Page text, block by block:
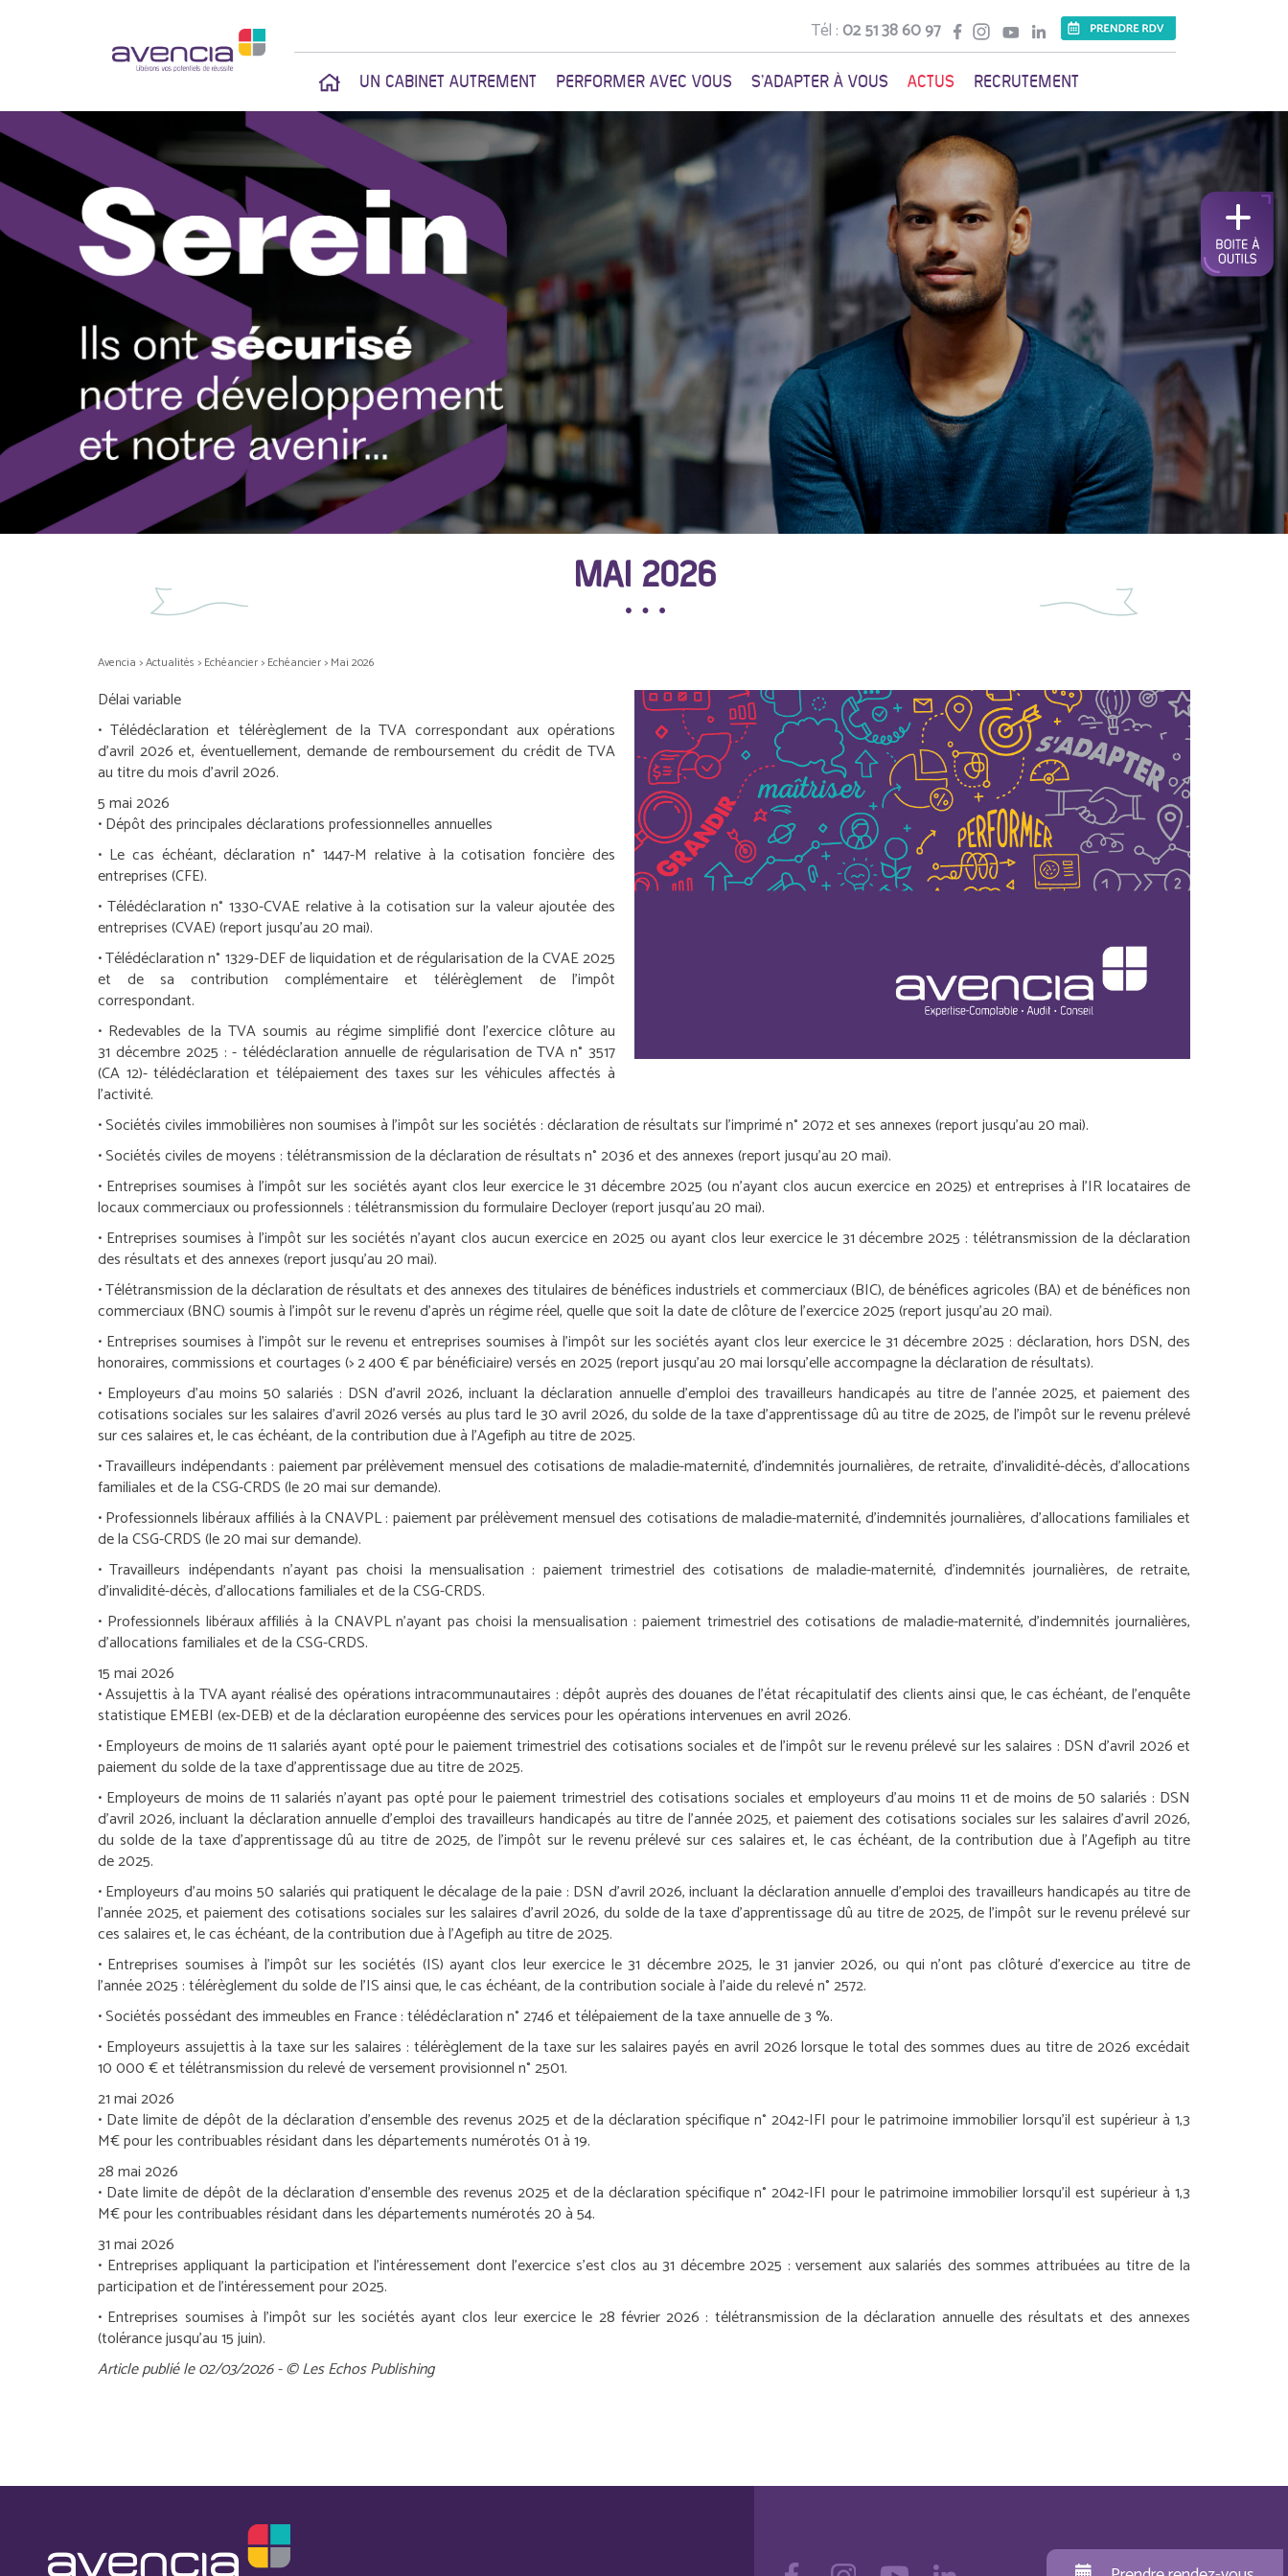
Tél :02 51 38 60 97
UN CABINET AUTREMENT PERFORMER AVEC VOUS S'ADAPTER À VOUS ACTUS RECRUTEMENT
MAI 2026
Avencia >Actualités > Echéancier> Echéancier> Mai 2026
Délai variable
• Télédéclaration et télérèglement de la TVA correspondant aux opérations
d’avril 2026 et, éventuellement, demande de remboursement du crédit de TVA
au titre du mois d’avril 2026.
5 mai 2026
• Dépôt des principales déclarations professionnelles annuelles
• Le cas échéant, déclaration n° 1447-M relative à la cotisation foncière des
entreprises (CFE).
• Télédéclaration n° 1330-CVAE relative à la cotisation sur la valeur ajoutée des
entreprises (CVAE) (report jusqu’au 20 mai).
• Télédéclaration n° 1329-DEF de liquidation et de régularisation de la CVAE 2025
et de sa contribution complémentaire et télérèglement de l’impôt
correspondant.
• Redevables de la TVA soumis au régime simplifié dont l’exercice clôture au
31 décembre 2025 : - télédéclaration annuelle de régularisation de TVA n° 3517
(CA 12)- télédéclaration et télépaiement des taxes sur les véhicules affectés à
l’activité.
•Sociétés civiles immobilières non soumises à l’impôt sur les sociétés :déclaration de résultats sur l’imprimé n° 2072 et ses annexes (report jusqu’au 20 mai).
•Sociétés civiles de moyens :télétransmission de la déclaration de résultats n° 2036 et des annexes (report jusqu’au 20 mai).
• Entreprises soumises à l’impôt sur les sociétés ayant clos leur exercice le 31 décembre 2025 (ou n’ayant clos aucun exercice en 2025) et entreprises à l’IR locataires de
locaux commerciaux ou professionnels :télétransmission du formulaire Decloyer (report jusqu’au 20 mai).
• Entreprises soumises à l’impôt sur les sociétés n’ayant clos aucun exercice en 2025 ou ayant clos leur exercice le 31 décembre 2025 : télétransmission de la déclaration
des résultats et des annexes (report jusqu’au 20 mai).
• Télétransmission de la déclaration de résultats et des annexes des titulaires de bénéfices industriels et commerciaux (BIC), de bénéfices agricoles (BA) et de bénéfices non
commerciaux (BNC) soumis à l’impôt sur le revenu d’après un régime réel, quelle que soit la date de clôture de l’exercice 2025 (report jusqu’au 20 mai).
• Entreprises soumises à l’impôt sur le revenu et entreprises soumises à l’impôt sur les sociétés ayant clos leur exercice le 31 décembre 2025 : déclaration, hors DSN, des
honoraires, commissions et courtages (> 2 400 € par bénéficiaire) versés en 2025 (report jusqu’au 20 mai lorsqu’elle accompagne la déclaration de résultats).
• Employeurs d’au moins 50 salariés : DSN d’avril 2026, incluant la déclaration annuelle d’emploi des travailleurs handicapés au titre de l’année 2025, et paiement des
cotisations sociales sur les salaires d’avril 2026 versés au plus tard le 30 avril 2026, du solde de la taxe d’apprentissage dû au titre de 2025, de l’impôt sur le revenu prélevé
sur ces salaires et, le cas échéant, de la contribution due à l’Agefiph au titre de 2025.
•Travailleurs indépendants : paiement par prélèvement mensuel des cotisations de maladie-maternité, d’indemnités journalières, de retraite, d’invalidité-décès, d’allocations
familiales et de la CSG-CRDS (le 20 mai sur demande).
•Professionnels libéraux affiliés à la CNAVPL : paiement par prélèvement mensuel des cotisations de maladie-maternité, d’indemnités journalières, d’allocations familiales et
de la CSG-CRDS (le 20 mai sur demande).
•Travailleurs indépendants n’ayant pas choisi la mensualisation : paiement trimestriel des cotisations de maladie-maternité, d’indemnités journalières, de retraite,
d’invalidité-décès, d’allocations familiales et de la CSG-CRDS.
• Professionnels libéraux affiliés à la CNAVPL n’ayant pas choisi la mensualisation : paiement trimestriel des cotisations de maladie-maternité, d’indemnités journalières,
d’allocations familiales et de la CSG-CRDS.
15 mai 2026
•Assujettis à la TVA ayant réalisé des opérations intracommunautaires :dépôt auprès des douanes de l’état récapitulatif des clients ainsi que, le cas échéant, de l’enquête
statistique EMEBI (ex-DEB) et de la déclaration européenne des services pour les opérations intervenues en avril 2026.
•Employeurs de moins de 11 salariés ayant opté pour le paiement trimestriel des cotisations sociales et de l’impôt sur le revenu prélevé sur les salaires : DSN d’avril 2026 et
paiement du solde de la taxe d’apprentissage due au titre de 2025.
• Employeurs de moins de 11 salariés n’ayant pas opté pour le paiement trimestriel des cotisations sociales et employeurs d’au moins 11 et de moins de 50 salariés : DSN
d’avril 2026, incluant la déclaration annuelle d’emploi des travailleurs handicapés au titre de l’année 2025, et paiement des cotisations sociales sur les salaires d’avril 2026,
du solde de la taxe d’apprentissage dû au titre de 2025, de l’impôt sur le revenu prélevé sur ces salaires et, le cas échéant, de la contribution due à l’Agefiph au titre
de 2025.
•Employeurs d’au moins 50 salariés qui pratiquent le décalage de la paie : DSN d’avril 2026, incluant la déclaration annuelle d’emploi des travailleurs handicapés au titre de
l’année 2025, et paiement des cotisations sociales sur les salaires d’avril 2026, du solde de la taxe d’apprentissage dû au titre de 2025, de l’impôt sur le revenu prélevé sur
ces salaires et, le cas échéant, de la contribution due à l’Agefiph au titre de 2025.
• Entreprises soumises à l’impôt sur les sociétés (IS) ayant clos leur exercice le 31 décembre 2025, le 31 janvier 2026, ou qui n’ont pas clôturé d’exercice au titre de
l’année 2025 :télérèglement du solde de l’IS ainsi que, le cas échéant, de la contribution sociale à l’aide du relevé n° 2572.
•Sociétés possédant des immeubles en France :télédéclaration n° 2746 et télépaiement de la taxe annuelle de 3 %.
• Employeurs assujettis à la taxe sur les salaires : télérèglement de la taxe sur les salaires payés en avril 2026 lorsque le total des sommes dues au titre de 2026 excédait
10 000 € et télétransmission du relevé de versement provisionnel n° 2501.
21 mai 2026
• Date limite de dépôt de la déclaration d’ensemble des revenus 2025 et de la déclaration spécifique n° 2042-IFI pour le patrimoine immobilier lorsqu’il est supérieur à 1,3
M€ pour les contribuables résidant dans les départements numérotés 01 à 19.
28 mai 2026
• Date limite de dépôt de la déclaration d’ensemble des revenus 2025 et de la déclaration spécifique n° 2042-IFI pour le patrimoine immobilier lorsqu’il est supérieur à 1,3
M€ pour les contribuables résidant dans les départements numérotés 20 à 54.
31 mai 2026
• Entreprises appliquant la participation et l’intéressement dont l’exercice s’est clos au 31 décembre 2025 : versement aux salariés des sommes attribuées au titre de la
participation et de l’intéressement pour 2025.
• Entreprises soumises à l’impôt sur les sociétés ayant clos leur exercice le 28 février 2026 : télétransmission de la déclaration annuelle des résultats et des annexes
(tolérance jusqu’au 15 juin).
Article publié le 02/03/2026 - © Les Echos Publishing